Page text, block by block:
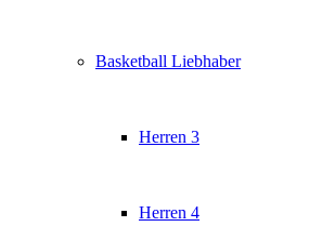
Basketball Liebhaber
Herren 3
Herren 4